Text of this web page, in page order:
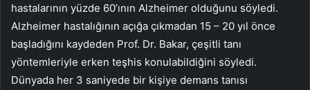
hastalarının yüzde 60’ının Alzheimer olduğunu söyledi.
Alzheimer hastalığının açığa çıkmadan 15 – 20 yıl önce
başladığını kaydeden Prof. Dr. Bakar, çeşitli tanı
yöntemleriyle erken teşhis konulabildiğini söyledi.
Dünyada her 3 saniyede bir kişiye demans tanısı